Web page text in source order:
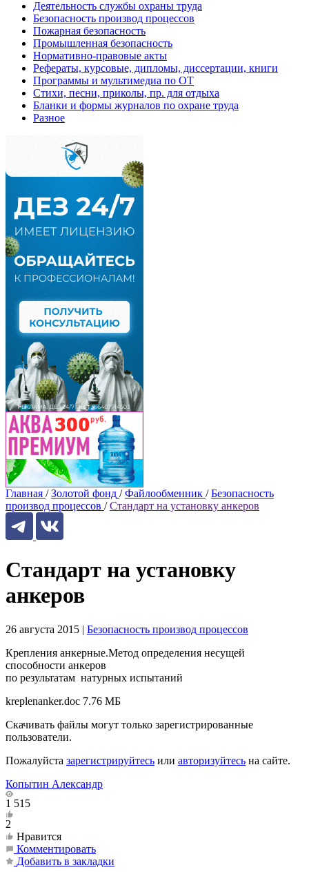
Деятельность службы охраны труда
Безопасность производ процессов
Пожарная безопасность
Промышленная безопасность
Нормативно-правовые акты
Рефераты, курсовые, дипломы, диссертации, книги
Программы и мультимедиа по ОТ
Стихи, песни, приколы, пр. для отдыха
Бланки и формы журналов по охране труда
Разное
Главная / Золотой фонд / Файлообменник / Безопасность
производ процессов / Стандарт на установку анкеров
Стандарт на установку
анкеров
26 августа 2015 | Безопасность производ процессов
Крепления анкерные.Метод определения несущей
способности анкеров
по результатам натурных испытаний
kreplenanker.doc 7.76 МБ
Скачивать файлы могут только зарегистрированные
пользователи.
Пожалуйста зарегистрируйтесь или авторизуйтесь на сайте.
Копытин Александр
1 515
2
Нравится
Комментировать
Добавить в закладки